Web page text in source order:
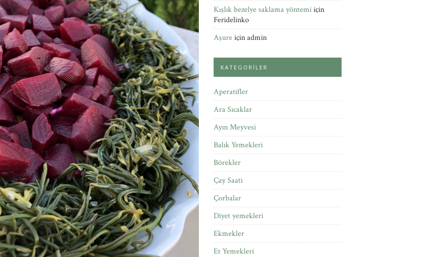
Kışlık bezelye saklama yöntemiiçin
Feridelinko
Aşureiçinadmin
KATEGORILER
Aperatifler
Ara Sıcaklar
Ayın Meyvesi
Balık Yemekleri
Börekler
Çay Saati
Çorbalar
Diyet yemekleri
Ekmekler
Et Yemekleri